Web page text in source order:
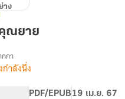
าง
คุณยาย
ง
กา
กำลังนึ่ง
PDF/EPUB19 เม.ย. 67